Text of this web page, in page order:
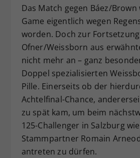
Das Match gegen Báez/
Game eigentlich wegen
worden. Doch zur
Ofner/Weissborn aus
nicht mehr an – ganz
Doppel spezialisierten
Pille. Einerseits ob der
Achtelfinal-Chance,
zu spät kam, um beim
125-Challenger in Salzburg
Stammpartner Romain
antreten zu dürfen.